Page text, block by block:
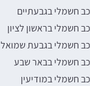
חשמלי בגבעתיים
חשמלי בראשון לציון
חשמלי בגבעת שמואל
חשמלי בבאר שבע
חשמלי במודיעין